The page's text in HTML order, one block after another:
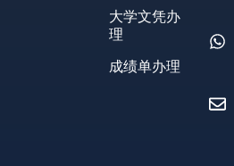
大学文凭办
理
成绩单办理